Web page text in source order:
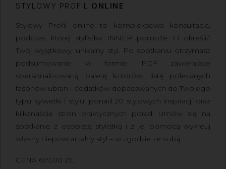
STYLOWY PROFIL ONLINE
Stylowy Profil online to kompleksowa konsultacja,
podczas której stylistka INNER pomoże Ci określić
Twój wyjątkowy, unikalny styl. Po spotkaniu otrzymasz
podsumowanie w formie PDF zawierające
spersonalizowaną paletę kolorów, listę polecanych
fasonów ubrań i dodatków dopasowanych do Twojego
typu sylwetki i stylu, ponad 20 stylowych inspiracji oraz
kilkanaście stron praktycznych porad. Umów się na
spotkanie z osobistą stylistką i z jej pomocą wykreuj
własny niepowtarzalny styl – w zgodzie ze sobą.
CENA 699,00 ZŁ